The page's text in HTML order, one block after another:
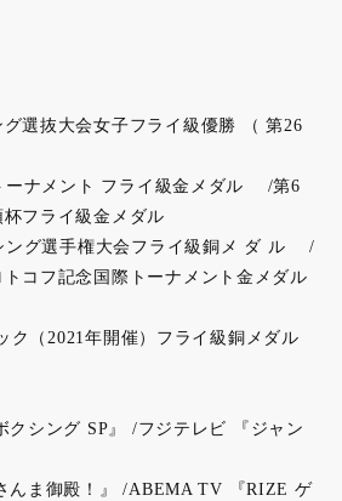
選抜大会女子フライ級優勝 （ 第26
ーナメント フライ級金メダル /第6
杯フライ級金メダル
ング選手権大会フライ級銅メ ダ ル /
コフ記念国際トーナメント金メダル
ク（2021年開催）フライ級銅メダル
クシング SP』 /フジテレビ 『ジャン
んま御殿！』 /ABEMA TV 『RIZE ゲ